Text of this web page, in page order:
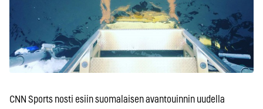
CNN Sports nosti esiin suomalaisen avantouinnin uudella